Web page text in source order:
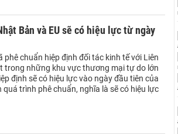
Bản và EU sẽ có hiệu lực từ ngày
chuẩn hiệp định đối tác kinh tế với Liên
trong những khu vực thương mại tự do lớn
định sẽ có hiệu lực vào ngày đầu tiên của
trình phê chuẩn, nghĩa là sẽ có hiệu lực